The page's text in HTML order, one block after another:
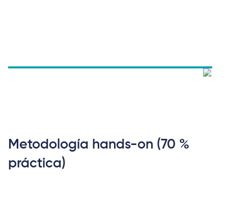
Metodología hands-on (70 %
práctica)